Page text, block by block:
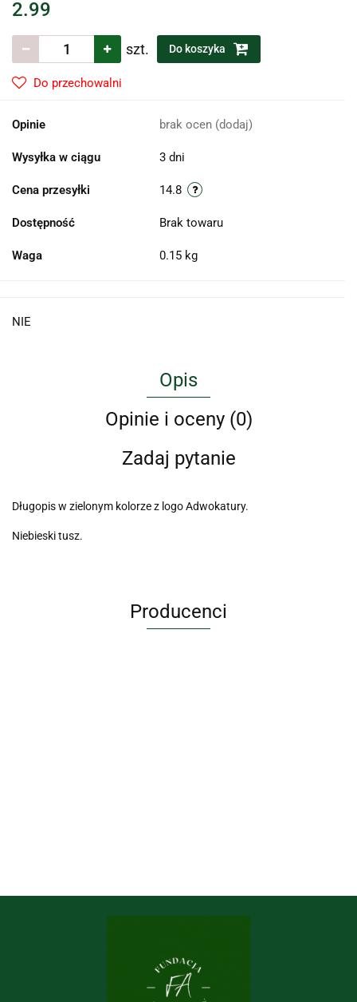
2.99
szt. Do koszyka
Do przechowalni
Opinie brak ocen (dodaj)
Wysyłka w ciągu 3 dni
Cena przesyłki 14.8
Dostępność Brak towaru
Waga 0.15 kg
NIE
Opis
Opinie i oceny (0)
Zadaj pytanie
Długopis w zielonym kolorze z logo Adwokatury.
Niebieski tusz.
Producenci